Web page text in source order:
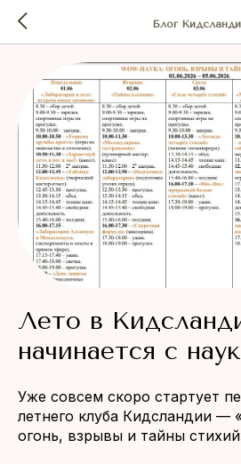
Блог
Лето в
начинается с
Уже совсем скоро стартует
летнего клуба Кидсландии —
огонь, взрывы и тайны